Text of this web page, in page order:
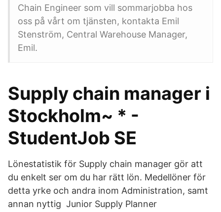
Chain Engineer som vill sommarjobba hos
oss på vårt om tjänsten, kontakta Emil
Stenström, Central Warehouse Manager,
Emil.
Supply chain manager i
Stockholm~ * -
StudentJob SE
Lönestatistik för Supply chain manager gör att
du enkelt ser om du har rätt lön. Medellöner för
detta yrke och andra inom Administration, samt
annan nyttig Junior Supply Planner